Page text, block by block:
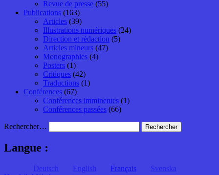
Revue de presse (55)
Publications (163)
Articles (39)
Illustrations numériques (24)
Direction et rédaction (5)
Articles mineurs (47)
Monographies (4)
Posters (1)
Critiques (42)
Traductions (1)
Conférences (67)
Conférences imminentes (1)
Conférences passées (66)
Rechercher…
Langue :
Deutsch English Français
Svenska